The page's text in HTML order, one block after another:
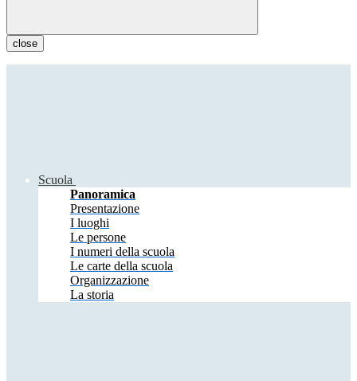
close
Scuola
Panoramica
Presentazione
I luoghi
Le persone
I numeri della scuola
Le carte della scuola
Organizzazione
La storia